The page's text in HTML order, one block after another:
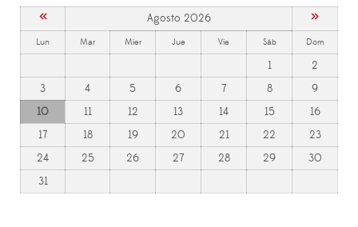
« Agosto 2026 »
Lun Mar Mier Jue Vie Sáb Dom
1
2
3
4 5 6 7 8
9
10
11 12 13 14 15
16
17
18 19 20 21 22
23
24
25 26 27 28 29
30
31